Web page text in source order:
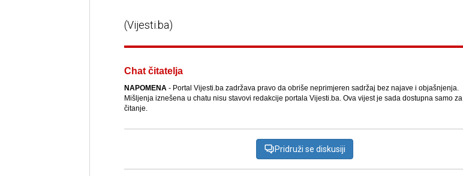
(Vijesti.ba)
Chat čitatelja
NAPOMENA- Portal Vijesti.ba zadržava pravo da obriše neprimjeren sadržaj bez najave i objašnjenja.
Mišljenja iznešena u chatu nisu stavovi redakcije portala Vijesti.ba. Ova vijest je sada dostupna samo za
čitanje.
Pridruži se diskusiji